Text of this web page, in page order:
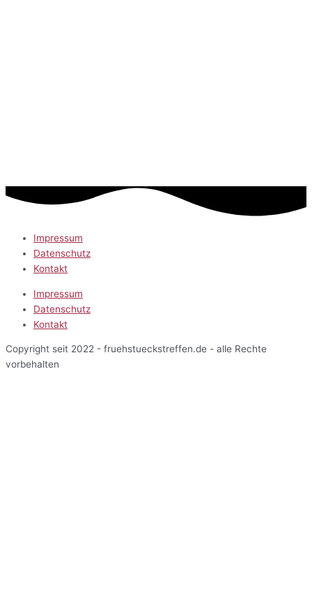
Impressum
Datenschutz
Kontakt
Impressum
Datenschutz
Kontakt
Copyright seit 2022 - fruehstueckstreffen.de - alle Rechte
vorbehalten